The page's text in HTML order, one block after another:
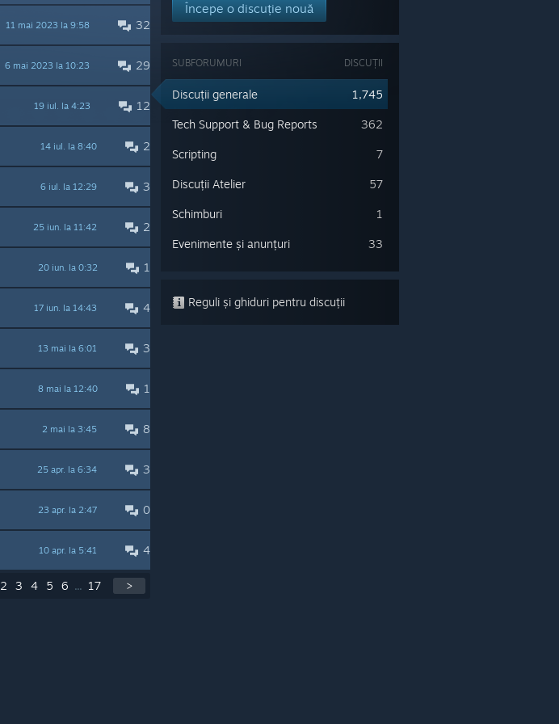
32
11 mai 2023 la 9:58
29
6 mai 2023 la 10:23
12
19 iul. la 4:23
2
14 iul. la 8:40
3
6 iul. la 12:29
2
25 iun. la 11:42
1
20 iun. la 0:32
4
17 iun. la 14:43
3
13 mai la 6:01
1
8 mai la 12:40
8
2 mai la 3:45
3
25 apr. la 6:34
0
23 apr. la 2:47
4
10 apr. la 5:41
2 3 4 5 6 ... 17 >
Începe o discuție nouă
DISCUȚII
SUBFORUMURI
1,745
Discuții generale
362
Tech Support & Bug Reports
7
Scripting
57
Discuții Atelier
1
Schimburi
33
Evenimente și anunțuri
Reguli și ghiduri pentru discuții